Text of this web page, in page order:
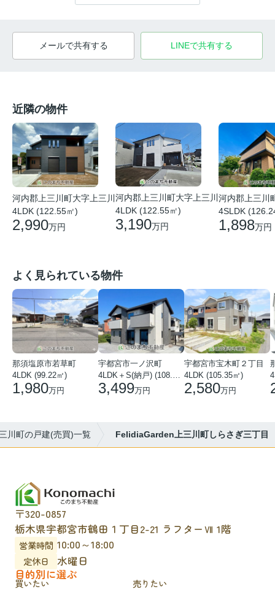
メールで共有する LINEで共有する
近隣の物件
河内郡上三川町大字上三川
4LDK (122.55㎡)
2,990万円
河内郡上三川町大字上三川
4LDK (122.55㎡)
3,190万円
河内郡上三川
4SLDK
1,898万円
よく見られている物件
那須塩原市若草町
4LDK (99.22㎡)
1,980万円
宇都宮市一ノ沢町
3,499万円
宇都宮市宝木町２丁目
4LDK (105.35㎡)
2,580万円
川町の戸建(売買)一覧 FelidiaGarden上三川町しらさぎ三丁目
〒320-0857
栃木県宇都宮市鶴田１丁目2-21 ラフターⅦ 1階
営業時間 10:00～18:00
定休日
水曜日
目的別に選ぶ
買いたい 売りたい